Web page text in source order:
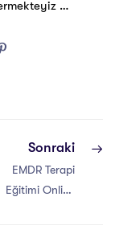
…
Sonraki
EMDR Terapi
Eğitimi Online